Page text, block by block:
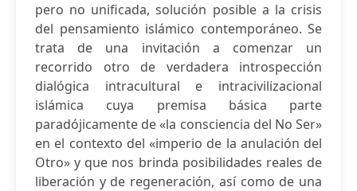
pero no unificada, solución posible a la crisis
del pensamiento islámico contemporáneo. Se
trata de una invitación a comenzar un
recorrido otro de verdadera introspección
dialógica intracultural e intracivilizacional
islámica cuya premisa básica parte
paradójicamente de «la consciencia del No Ser»
en el contexto del «imperio de la anulación del
Otro» y que nos brinda posibilidades reales de
liberación y de regeneración, así como de una